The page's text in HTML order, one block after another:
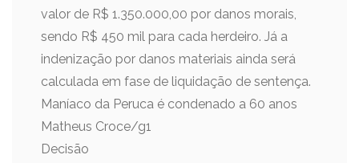
valor de R$ 1.350.000,00 por danos morais,
sendo R$ 450 mil para cada herdeiro. Já a
indenização por danos materiais ainda será
calculada em fase de liquidação de sentença.
Maníaco da Peruca é condenado a 60 anos
Matheus Croce/g1
Decisão